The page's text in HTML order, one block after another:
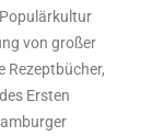
von großer
Rezeptbücher,
Ersten